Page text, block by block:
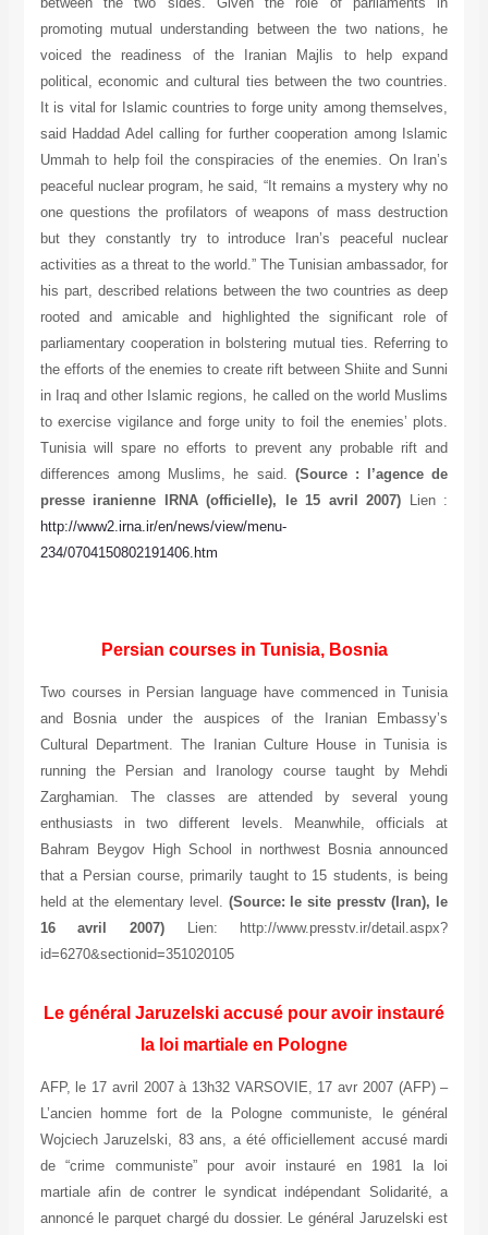
promoting mutual understanding between the two nations, he
voiced the readiness of the Iranian Majlis to help expand
political, economic and cultural ties between the two countries.
It is vital for Islamic countries to forge unity among themselves,
said Haddad Adel calling for further cooperation among Islamic
Ummah to help foil the conspiracies of the enemies. On Iran’s
peaceful nuclear program, he said, “It remains a mystery why no
one questions the profilators of weapons of mass destruction
but they constantly try to introduce Iran’s peaceful nuclear
activities as a threat to the world.” The Tunisian ambassador, for
his part, described relations between the two countries as deep
rooted and amicable and highlighted the significant role of
parliamentary cooperation in bolstering mutual ties. Referring to
the efforts of the enemies to create rift between Shiite and Sunni
in Iraq and other Islamic regions, he called on the world Muslims
to exercise vigilance and forge unity to foil the enemies’ plots.
Tunisia will spare no efforts to prevent any probable rift and
differences among Muslims, he said. (Source : l’agence de
presse iranienne IRNA (officielle), le 15 avril 2007) Lien :
http://www2.irna.ir/en/news/view/menu-
234/0704150802191406.htm
Persian courses in Tunisia, Bosnia
Two courses in Persian language have commenced in Tunisia
and Bosnia under the auspices of the Iranian Embassy’s
Cultural Department. The Iranian Culture House in Tunisia is
running the Persian and Iranology course taught by Mehdi
Zarghamian. The classes are attended by several young
enthusiasts in two different levels. Meanwhile, officials at
Bahram Beygov High School in northwest Bosnia announced
that a Persian course, primarily taught to 15 students, is being
held at the elementary level. (Source: le site presstv (Iran), le
16 avril 2007)
Lien: http://www.presstv.ir/detail.aspx?
id=6270&sectionid=351020105
Le général Jaruzelski accusé pour avoir instauré
la loi martiale en Pologne
AFP, le 17 avril 2007 à 13h32 VARSOVIE, 17 avr 2007 (AFP) –
L’ancien homme fort de la Pologne communiste, le général
Wojciech Jaruzelski, 83 ans, a été officiellement accusé mardi
de “crime communiste” pour avoir instauré en 1981 la loi
martiale afin de contrer le syndicat indépendant Solidarité, a
annoncé le parquet chargé du dossier. Le général Jaruzelski est